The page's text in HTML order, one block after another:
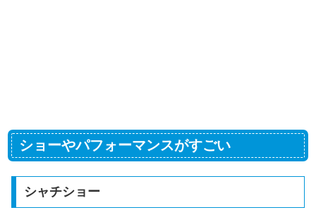
ショーやパフォーマンスがすごい
シャチショー